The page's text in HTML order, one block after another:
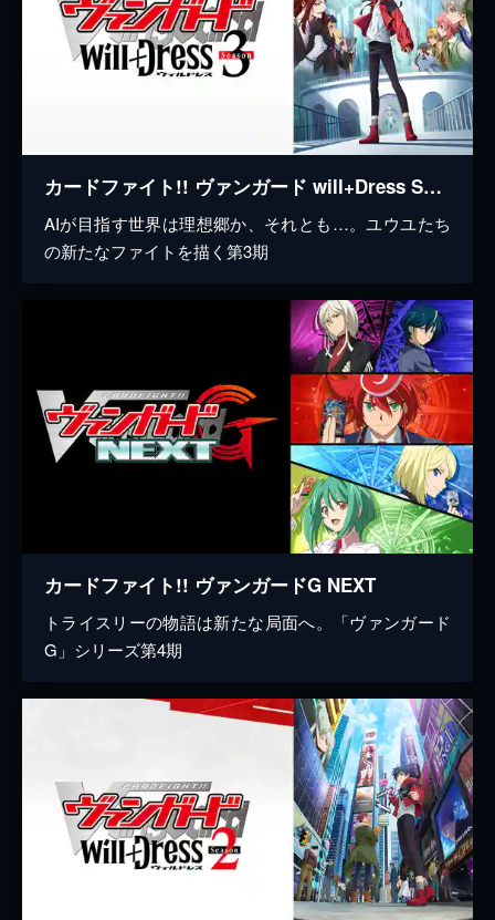
カードファイト!! ヴァンガード will+Dress Season3
AIが目指す世界は理想郷か、それとも…。ユウユたち
の新たなファイトを描く第3期
カードファイト!! ヴァンガードG NEXT
トライスリーの物語は新たな局面へ。「ヴァンガード
G」シリーズ第4期